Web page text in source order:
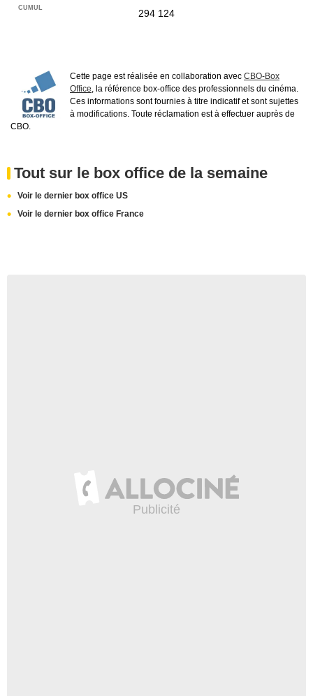
294 124
Cette page est réalisée en collaboration avec CBO-Box
Office, la référence box-office des professionnels du cinéma.
Ces informations sont fournies à titre indicatif et sont sujettes
à modifications. Toute réclamation est à effectuer auprès de
CBO.
Tout sur le box office de la semaine
Voir le dernier box office US
Voir le dernier box office France